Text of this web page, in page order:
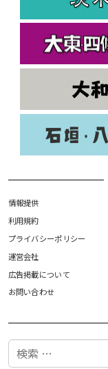
情報提供
利用規約
プライバシーポリシー
運営会社
広告掲載について
お問い合わせ
検